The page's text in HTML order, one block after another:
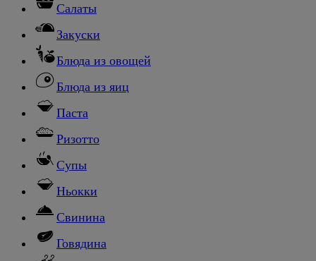
Салаты
Закуски
Блюда из овощей
Блюда из яиц
Паста
Ризотто
Супы
Ньокки
Свинина
Говядина